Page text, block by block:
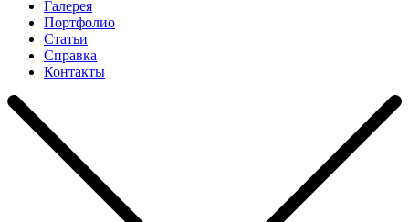
Галерея
Портфолио
Статьи
Справка
Контакты